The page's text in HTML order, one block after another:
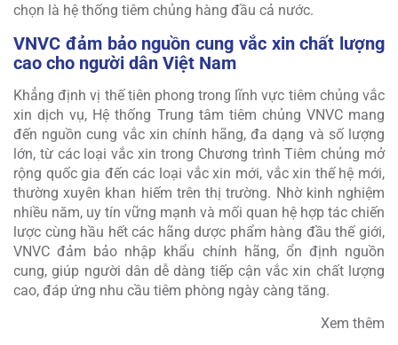
chọn là hệ thống tiêm chủng hàng đầu cả nước.
VNVC đảm bảo nguồn cung vắc xin chất lượng
cao cho người dân Việt Nam
Khẳng định vị thế tiên phong trong lĩnh vực tiêm chủng vắc
xin dịch vụ, Hệ thống Trung tâm tiêm chủng VNVC mang
đến nguồn cung vắc xin chính hãng, đa dạng và số lượng
lớn, từ các loại vắc xin trong Chương trình Tiêm chủng mở
rộng quốc gia đến các loại vắc xin mới, vắc xin thế hệ mới,
thường xuyên khan hiếm trên thị trường. Nhờ kinh nghiệm
nhiều năm, uy tín vững mạnh và mối quan hệ hợp tác chiến
lược cùng hầu hết các hãng dược phẩm hàng đầu thế giới,
VNVC đảm bảo nhập khẩu chính hãng, ổn định nguồn
cung, giúp người dân dễ dàng tiếp cận vắc xin chất lượng
cao, đáp ứng nhu cầu tiêm phòng ngày càng tăng.
Xem thêm